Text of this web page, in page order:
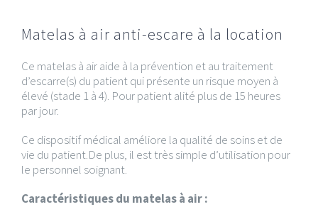
Matelas à air anti-escare à la location
Ce matelas à air aide à la prévention et au traitement
d’escarre(s) du patient qui présente un risque moyen à
élevé (stade 1 à 4). Pour patient alité plus de 15 heures
par jour.
Ce dispositif médical améliore la qualité de soins et de
vie du patient.De plus, il est très simple d’utilisation pour
le personnel soignant.
Caractéristiques du matelas à air :